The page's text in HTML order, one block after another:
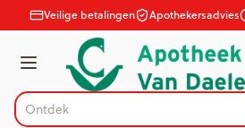
Ga naar de inhoud
1 van 1Veilige betalingen Apothekersadvies
Menu
Product, merk, categorie...